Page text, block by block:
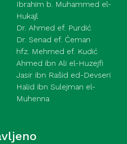
Ibrahim b. Muhammed el-
Hukajl
Dr. Ahmed ef. Purdić
Dr. Senad ef. Ćeman
hfz. Mehmed ef. Kudić
Ahmed ibn Ali el-Huzejfi
Jasir ibn Rašid ed-Devseri
Halid ibn Sulejman el-
Muhenna